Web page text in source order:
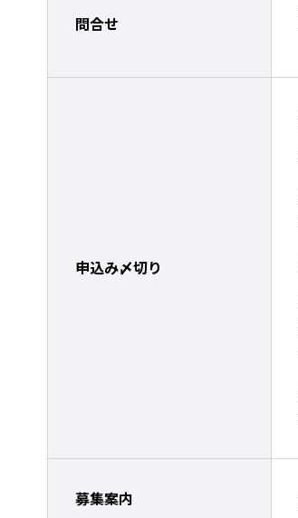
問合せ
申込み〆切り
募集案内